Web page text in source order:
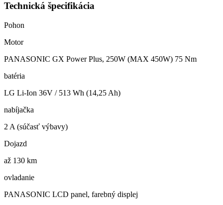
Technická špecifikácia
Pohon
Motor
PANASONIC GX Power Plus, 250W (MAX 450W) 75 Nm
batéria
LG Li-Ion 36V / 513 Wh (14,25 Ah)
nabíjačka
2 A (súčasť výbavy)
Dojazd
až 130 km
ovladanie
PANASONIC LCD panel, farebný displej